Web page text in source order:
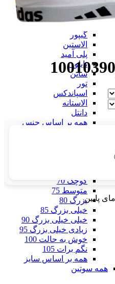
بر اساس جنس
پنبه ای (نخی)
پلی استر
گیپور
الاستین
پلی آمید
نایلون
ساتن
تور
اسپاندکس
الاستانه
دانتل
همه بر اساس جنس
کوچک 70
متوسط 75
بزرگ 80
خیلی بزرگ 85
خیلی خیلی بزرگ 90
زیادی خیلی بزرگ 95
خوش به حالت 100
نگم برات 105
همه بر اساس سایز
همه سوتین
پایین